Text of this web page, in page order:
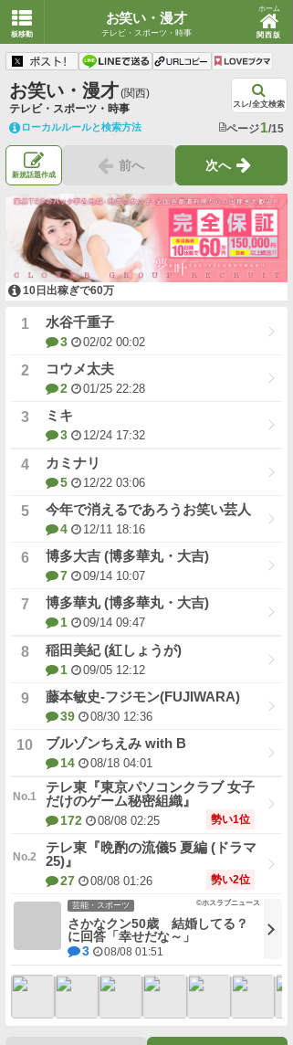
板移動
お笑い・漫才
テレビ・スポーツ・時事
ホーム
関西版
お笑い・漫才(関西)
テレビ・スポーツ・時事
スレ/全文検索
ローカルルールと検索方法 ページ 1/15
新規話題作成
前へ 次へ
10日出稼ぎで60万
水谷千重子
3 02/02 00:02
コウメ太夫
2 01/25 22:28
ミキ
3 12/24 17:32
カミナリ
5 12/22 03:06
今年で消えるであろうお笑い芸人
4 12/11 18:16
博多大吉 (博多華丸・大吉)
7 09/14 10:07
博多華丸 (博多華丸・大吉)
1 09/14 09:47
稲田美紀 (紅しょうが)
1 09/05 12:12
藤本敏史-フジモン(FUJIWARA)
39 08/30 12:36
ブルゾンちえみ with B
14 08/18 04:01
テレ東『東京パソコンクラブ 女子
だけのゲーム秘密組織』
172 08/08 02:25 勢い1位
テレ東『晩酌の流儀5 夏編 (ドラマ
25)』
27 08/08 01:26 勢い2位
さかなクン50歳 結婚してる？
に回答「幸せだな～」
3 08/08 01:51
芸能・スポーツ ©ホスラブニュース